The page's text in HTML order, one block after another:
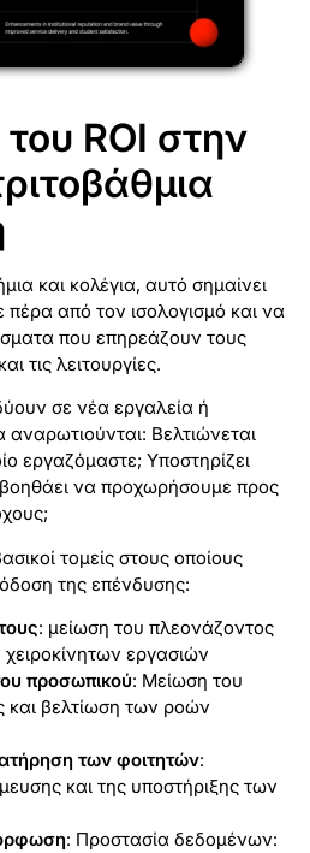
ROI στην
και κολέγια, αυτό σημαίνει
πέρα από τον ισολογισμό και να
που επηρεάζουν τους
τις λειτουργίες.
σε νέα εργαλεία ή
Βελτιώνεται
εργαζόμαστε; Υποστηρίζει
να προχωρήσουμε προς
τομείς στους οποίους
της επένδυσης:
: μείωση του πλεονάζοντος
χειροκίνητων εργασιών
προσωπικού: Μείωση του
και βελτίωση των ροών
των φοιτητών:
και της υποστήριξης των
: Προστασία δεδομένων: